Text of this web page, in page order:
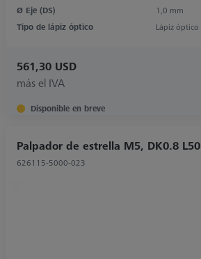
Ø Eje (DS)
1,0 mm
Tipo de lápiz óptico
Lápiz óptico
561,30 USD
más el IVA
Disponible en breve
Palpador de estrella M5, DK0.8 L50
626115-5000-023